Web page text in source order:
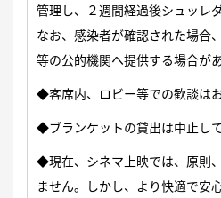
管理し、２週間経過後シュッレ
なお、感染者が確認された場合
等の公的機関へ提供する場合があ
◆客席内、ロビー等での歓談は
◆ブランケットの貸出は中止して
◆現在、シネマ上映では、原則
ません。しかし、より快適で安